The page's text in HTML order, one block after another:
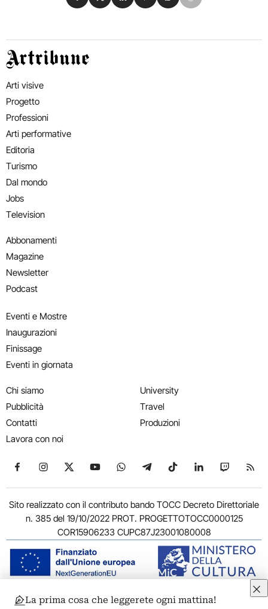
Artribune
Arti visive
Progetto
Professioni
Arti performative
Editoria
Turismo
Dal mondo
Jobs
Television
Abbonamenti
Magazine
Newsletter
Podcast
Eventi e Mostre
Inaugurazioni
Finissage
Eventi in giornata
Chi siamo
Pubblicità
Contatti
Lavora con noi
University
Travel
Produzioni
Seguici su Facebook
Seguici su Instagram
Seguici su X
Seguici su YouTube
Seguici su WhatsApp
Seguici su Telegram
Seguici su TikTok
Seguici su
Seguici
Sito realizzato con il contributo bando TOCC Decreto Direttoriale
n. 385 del 19/10/2022 PROT. PROGETTOTOCC0000125
COR15906233 CUPC87J23001080008
© 2011-2026 ARTRIBUNE srl – Corso Vittorio Emanuele II, 287 –
La prima cosa che leggerete ogni mattina!